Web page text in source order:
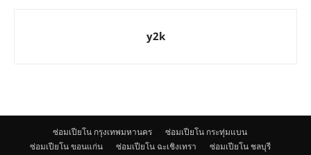
y2k
ซ่อมเปียโน กรุงเทพมหานคร
ซ่อมเปียโน กระทุ่มแบน
ซ่อมเปียโน ขอนแก่น
ซ่อมเปียโน ฉะเชิงเทรา
ซ่อมเปียโน ชลบุรี